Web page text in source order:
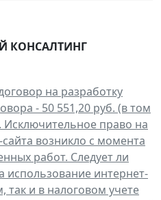
КОНСАЛТИНГ
на разработку
- 50 551,20 руб. (в том
Исключительное право на
возникло с момента
работ. Следует ли
использование интернет-
так и в налоговом учете